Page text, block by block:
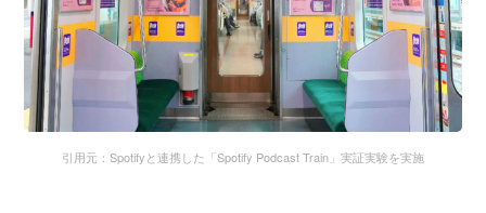
引用元：Spotifyと連携した「Spotify Podcast Train」実証実験を実施